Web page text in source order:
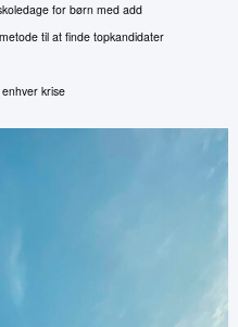
for børn med add
til at finde topkandidater
krise